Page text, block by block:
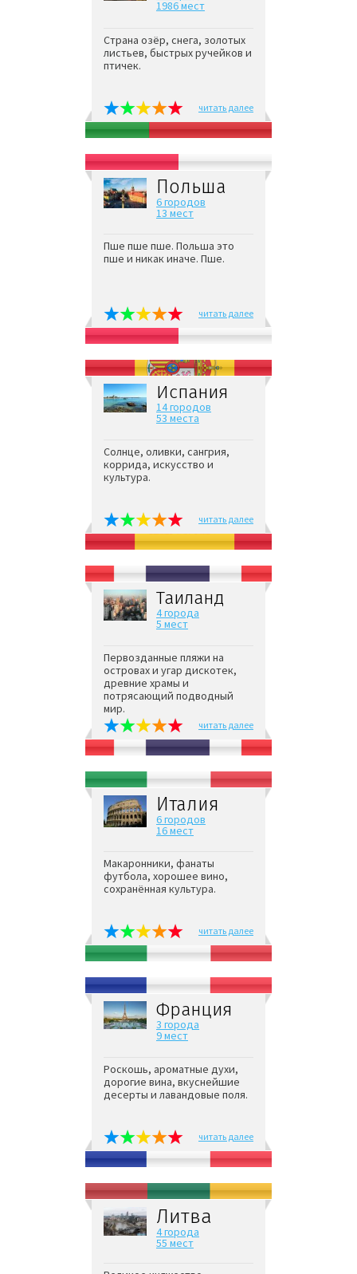
1986 мест
Страна озёр, снега, золотых
листьев, быстрых ручейков и
птичек.
читать далее
Польша
6 городов
13 мест
Пше пше пше. Польша это
пше и никак иначе. Пше.
читать далее
Испания
14 городов
53 места
Солнце, оливки, сангрия,
коррида, искусство и
культура.
читать далее
Таиланд
4 города
5 мест
Первозданные пляжи на
островах и угар дискотек,
древние храмы и
потрясающий подводный
мир.
читать далее
Италия
6 городов
16 мест
Макаронники, фанаты
футбола, хорошее вино,
сохранённая культура.
читать далее
Франция
3 города
9 мест
Роскошь, ароматные духи,
дорогие вина, вкуснейшие
десерты и лавандовые поля.
читать далее
Литва
4 города
55 мест